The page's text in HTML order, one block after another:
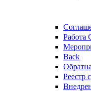
Работа
Back
Реестр